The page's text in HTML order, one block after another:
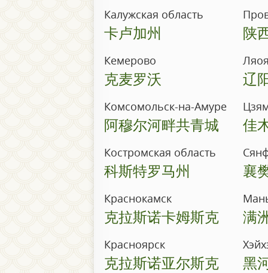
Калужская область
卡卢加州 陕
Кемерово
克麦罗沃 辽
Комсомольск-на-Амуре
阿穆尔河畔共青城 佳
Костромская область
科斯特罗马州 襄
Краснокамск
克拉斯诺卡姆斯克 满
Красноярск
克拉斯诺亚尔斯克 黑